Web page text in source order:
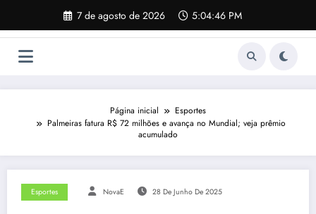
o
7 de agosto de 2026 5:04:47 PM
Página inicial
Esportes
Palmeiras fatura R$ 72 milhões e avança no Mundial; veja prêmio
acumulado
Esportes NovaE 28 De Junho De 2025